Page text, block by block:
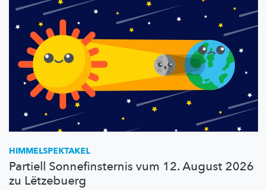
HIMMELSPEKTAKEL
Partiell Sonnefinsternis vum 12. August 2026
zu Lëtzebuerg